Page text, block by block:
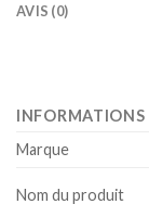
AVIS (0)
INFORMATIONS
Marque
Nom du produit